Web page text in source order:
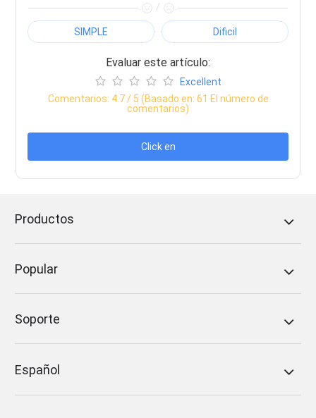
/
SIMPLE Dificil
Evaluar este artículo:
Excellent
Comentarios: 4.7/ 5 (Basado en: 61 El número de
comentarios)
Click en
Productos
Popular
Soporte
Español